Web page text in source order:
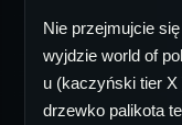
Nie przejmujcie
wyjdzie world of
u (kaczyński tier
drzewko palikota